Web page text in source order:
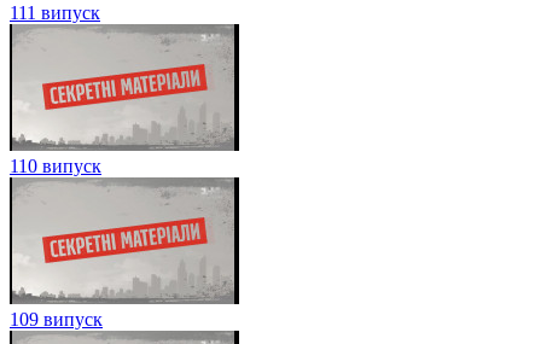
111 випуск
110 випуск
109 випуск